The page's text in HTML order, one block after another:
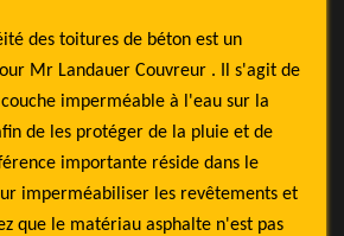
des toitures de béton est un
Mr Landauer Couvreur . Il s'agit de
imperméable à l'eau sur la
de les protéger de la pluie et de
importante réside dans le
imperméabiliser les revêtements et
que le matériau asphalte n'est pas